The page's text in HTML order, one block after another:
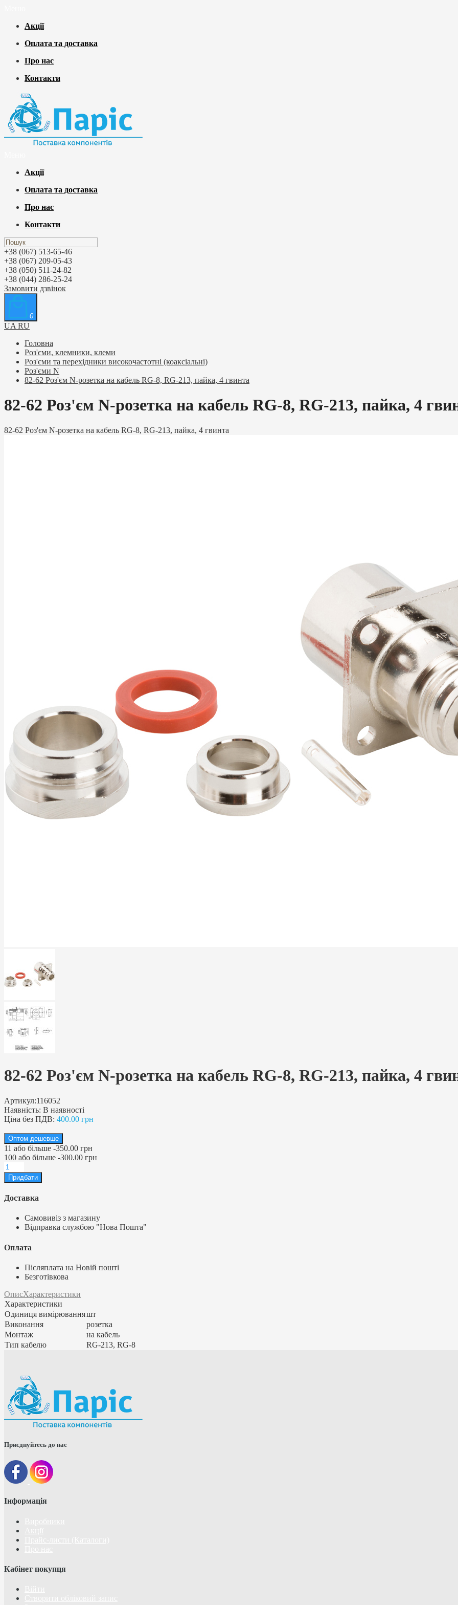
Акції
Оплата та доставка
Про нас
Контакти
Акції
Оплата та доставка
Про нас
Контакти
+38 (067) 513-65-46
+38 (067) 209-05-43
+38 (050) 511-24-82
+38 (044) 286-25-24
Замовити дзвінок
0
UA RU
Головна
Роз'єми, клемники, клеми
Роз'єми та перехідники високочастотні (коаксіальні)
Роз'єми N
82-62 Роз'єм N-розетка на кабель RG-8, RG-213, пайка, 4 гвинта
82-62 Роз'єм N-розетка на кабель RG-8, RG-213, пайка, 4
82-62 Роз'єм N-розетка на кабель RG-8, RG-213, пайка, 4 гвинта
82-62 Роз'єм N-розетка на кабель RG-8, RG-213, пайка, 4
Артикул:116052
Наявність: В наявності
Ціна без ПДВ: 400.00 грн
Оптом дешевше
11 або більше -350.00 грн
100 або більше -300.00 грн
Доставка
Самовивіз з магазину
Відправка службою "Нова Пошта"
Оплата
Післяплата на Новій пошті
Безготівкова
ОписХарактеристики
Характеристики
Одиниця вимірюванняшт
Виконання
розетка
Монтаж
на кабель
Тип кабелю
RG-213, RG-8
Приєднуйтесь до нас
Інформація
Кабінет покупця